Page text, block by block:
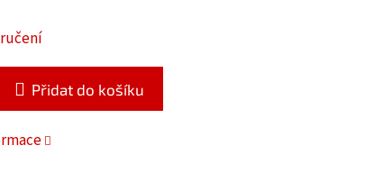
Přidat do košíku